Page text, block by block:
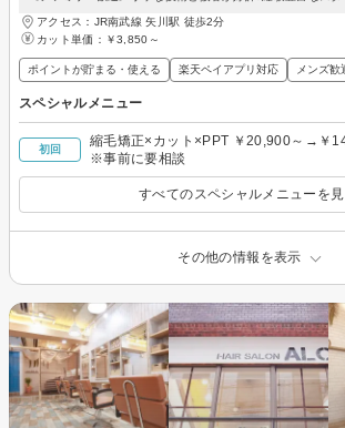
アクセス：JR南武線 矢川駅 徒歩2分
カット単価： ￥3,850～
ポイントが貯まる・使える 楽天ペイアプリ対応 メンズ歓
スペシャルメニュー
初回
縮毛矯正×カット×PPT ￥20,900～→￥
※事前に要相談
すべてのスペシャルメニューを
その他の情報を表示